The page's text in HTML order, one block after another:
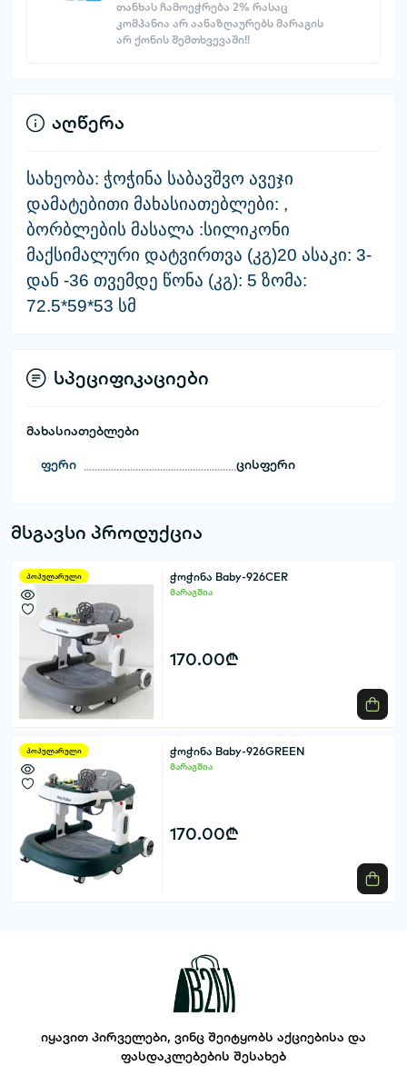
თანხას ჩამოეჭრება 2% რასაც
კომპანია არ აანაზღაურებს მარაგის
არ ქონის შემთხვევაში!!
აღწერა
სახეობა: ჭოჭინა საბავშვო ავეჯი
დამატებითი მახასიათებლები: ,
ბორბლების მასალა :სილიკონი
მაქსიმალური დატვირთვა (კგ)20 ასაკი: 3-
დან -36 თვემდე წონა (კგ): 5 ზომა:
72.5*59*53 სმ
სპეციფიკაციები
მახასიათებლები
ფერი ცისფერი
მსგავსი პროდუქცია
პოპულარული ჭოჭინა Baby-926CER
მარაგშია
170.00₾
პოპულარული ჭოჭინა Baby-926GREEN
მარაგშია
170.00₾
იყავით პირველები, ვინც შეიტყობს აქციებისა და
ფასდაკლებების შესახებ